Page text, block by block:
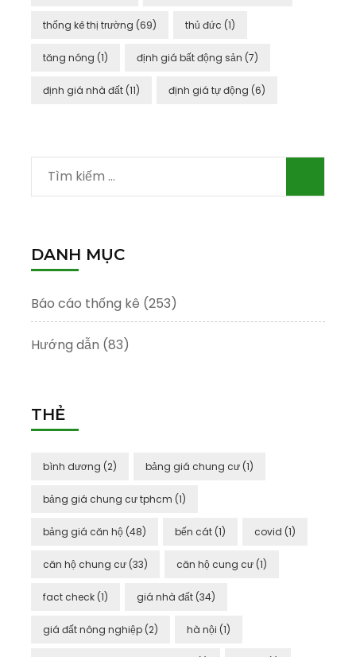
thống kê thị trường (69) thủ đức (1)
tăng nóng (1) định giá bất động sản (7)
định giá nhà đất (11) định giá tự động (6)
Tìm
kiếm
DANH MỤC
Báo cáo thống kê (253)
Hướng dẫn (83)
THẺ
bình dương (2) bảng giá chung cư (1)
bảng giá chung cư tphcm (1)
bảng giá căn hộ (48) bến cát (1) covid (1)
căn hộ chung cư (33) căn hộ cung cư (1)
fact check (1) giá nhà đất (34)
giá đất nông nghiệp (2) hà nội (1)